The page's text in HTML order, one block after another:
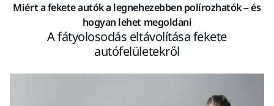
Miért a fekete autók a legnehezebben polírozhatók – és
hogyan lehet megoldani
A fátyolosodás eltávolítása fekete
autófelületekről